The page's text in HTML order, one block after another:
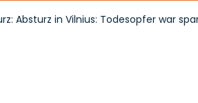
Absturz in Vilnius: Todesopfer war